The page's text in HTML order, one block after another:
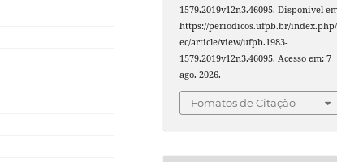
1579.2019v12n3.46095. Disponível
https://periodicos.ufpb.br/
ec/article/view/ufpb.1983-
1579.2019v12n3.46095. Acesso em: 7
ago. 2026.
Fomatos de Citação